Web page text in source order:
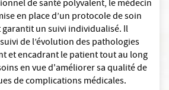
de santé polyvalent, le médecin
en place d’un protocole de soin
un suivi individualisé. Il
de l’évolution des pathologies
et encadrant le patient tout au long
en vue d'améliorer sa qualité de
de complications médicales.